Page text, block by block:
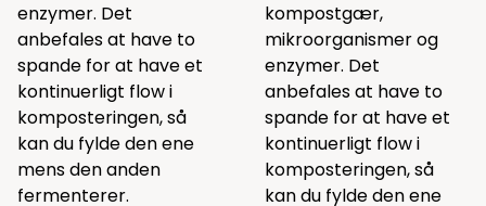
enzymer. Det
anbefales at have to
spande for at have et
kontinuerligt flow i
komposteringen, så
kan du fylde den ene
mens den anden
fermenterer.
kompostgær,
mikroorganismer og
enzymer. Det
anbefales at have to
spande for at have et
kontinuerligt flow i
komposteringen, så
kan du fylde den ene